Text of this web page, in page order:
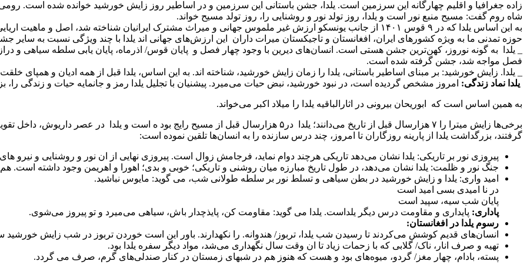
شاه روم گفت: مسیح منبع نور است و یلدا، روز تولد نور و روشنایی را، روز تولد مسیح خواند.
به این اساس یلدا که در ۹ قوس ۱۴۰۱ از جانب یونسکو‌ ارزش غیر ملموس جهانی و میراث مشترک ایرانیان شناخته شد، اصل و ماهیت اریایی دارد.
حوزه تمدنی ما به ویژه کشورهای ایران، افغانستان و تاجیکستان میرات داران این ارزش‌های جهانی اند یلدا با چند ویژگی نسبت به
_ یلدا به گونه نوروز، کهن‌ترین جشن هستی است. انسان‌های دیرین با وجود چهار فصل و پایان قوس/ اذرماه، پایان یابی سلطه سیاهی و
فصل مواجه شد، جشن گرفته شده است.
_ یلدا. زایش خورشید: بر مبنای اساطیر باستانی، یلدا را زمان زایش خورشید، شناخته اند. به این اساس، یلدا قبل از همه ادیان و همپای
یلدا نماد زندگی: امروز مشخص گردیده است، در نبود خورشید، نبض حیات می‌میرد. پیشنیان با تجلیل یلدا رمز و جانمایه حیات و زندگی را،
به همین اساس است که ابوریحان بیرونی در اثارالباقیه یلدا را میلاد اکبر می‌خواند.
برخی‌ها زایش میترا را ۷ هزارسال قبل از تاریخ می‌دانند؛ یلدا در۵ هزارسال قبل از مسیح رایج بود ه
گرفتند، بزرگداشت یلدا از پارینه روزگاران تا امروز، چند درس سازنده را به انسان‌ها تلقین نموده است:
پیروزی نور بر تاریکی: یلدا نشان می‌دهد تاریکی هرچند دوام نماید، فرجامش زوال است. پیروزی نهایی از ان نور و روشنایی و نیرو
جنگ نور و ظلمت: یلدا نشان می‌دهد، در طول تاریخ مبارزه میان روشنی و تاریکی؛ خوبی و بدی؛ اهورا و اهریمن وجود داشته است.
امید واری: یلدا و زایش خورشید در بطن سیاهی و تسلط نور بر سلطه طولانی شب، می گوید: مایوس نباشید.
در نا امیدی بسی امید است
پایان شب سیه، سپید است
پاداری: پایداری و مقاومت درس دیگر یلداست. یلدا می گوید: مقاومت کن، پایذچدار باش، سیاهی می‌میرد و تو پیروز می‌شوی.
رسوم یلدا در افغانستان:
انسان‌های قدیم کوشش می‌کردند تا رسیدن شب یلدا، تربوز/ هندوانه. را نکهدارند. باور این است خوردن تربوز در شب زایش
تهیه و صرف انار، ناک/ گلابی که با زحمات زیاد تا ان وقت سال نگهداری می‌شد، مواد دیگر سفره یلدا بود.
پسته، بادام، چهار مغز/ گردو، میوه‌های بود و هست که هنوز هم در شبهای زمستان در کنار صندلی‌های گرم، صرف می گردد.